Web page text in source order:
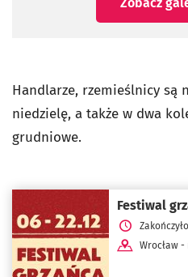
Handlarze, rzemieślnicy są
niedzielę, a także w dwa
grudniowe.
Festiwal
Wrocław